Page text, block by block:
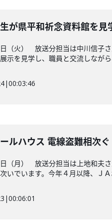
が県平和祈念資料館を見
（火） 放送分担当は中川信子
示を見学し、職員と交流しながら
|00:03:46
ルハウス 電線盗難相次ぐ
（月） 放送分担当は上地和夫
いでいます。今年４月以降、ＪＡ
|00:06:01